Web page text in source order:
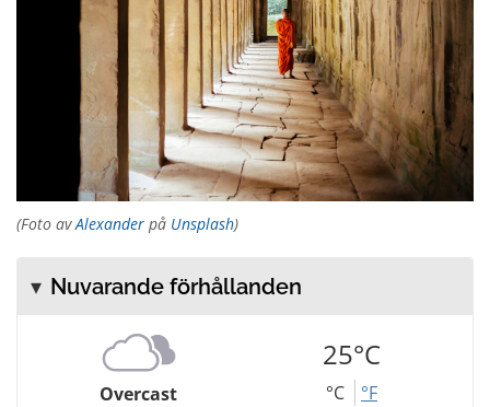
(Foto avAlexander på Unsplash)
Nuvarande förhållanden
Overcast
25°C
°C °F